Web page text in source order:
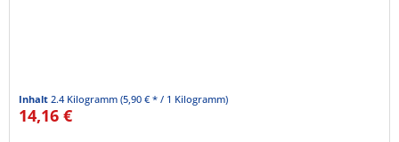
Inhalt 2.4 Kilogramm(5,90 € * / 1 Kilogramm)
14,16 €